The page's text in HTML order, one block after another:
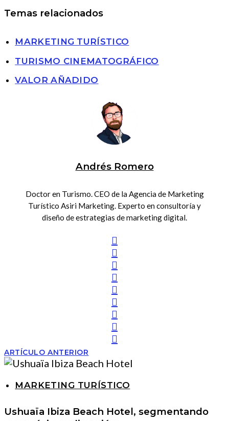
Temas relacionados
MARKETING TURÍSTICO
TURISMO CINEMATOGRÁFICO
VALOR AÑADIDO
Andrés Romero
Doctor en Turismo. CEO de la Agencia de Marketing
Turístico Asiri Marketing. Experto en consultoría y
diseño de estrategias de marketing digital.
ARTÍCULO ANTERIOR
MARKETING TURÍSTICO
Ushuaïa Ibiza Beach Hotel, segmentando